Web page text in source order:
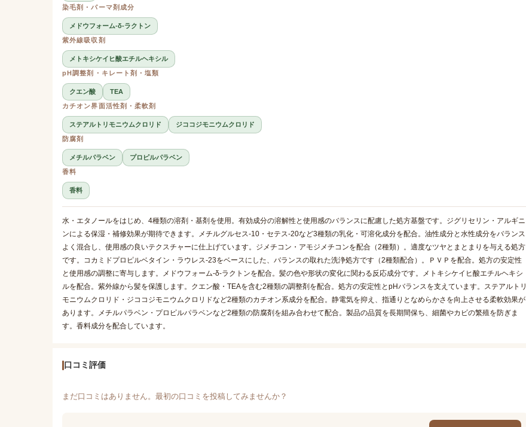
染毛剤・パーマ剤成分
メドウフォーム-δ-ラクトン
紫外線吸収剤
メトキシケイヒ酸エチルヘキシル
pH調整剤・キレート剤・塩類
クエン酸
TEA
カチオン界面活性剤・柔軟剤
ステアルトリモニウムクロリド
ジココジモニウムクロリド
防腐剤
メチルパラベン
プロピルパラベン
香料
香料
水・エタノールをはじめ、4種類の溶剤・基剤を使用。有効成分の溶解性と使用感のバランスに配慮した処方基盤です。ジグリセリン・アルギニ
ンによる保湿・補修効果が期待できます。メチルグルセス-10・セテス-20など3種類の乳化・可溶化成分を配合。油性成分と水性成分をバランス
よく混合し、使用感の良いテクスチャーに仕上げています。ジメチコン・アモジメチコンを配合（2種類）。適度なツヤとまとまりを与える処方
です。コカミドプロピルベタイン・ラウレス-23をベースにした、バランスの取れた洗浄処方です（2種類配合）。ＰＶＰを配合。処方の安定性
と使用感の調整に寄与します。メドウフォーム-δ-ラクトンを配合。髪の色や形状の変化に関わる反応成分です。メトキシケイヒ酸エチルヘキシ
ルを配合。紫外線から髪を保護します。クエン酸・TEAを含む2種類の調整剤を配合。処方の安定性とpHバランスを支えています。ステアルトリ
モニウムクロリド・ジココジモニウムクロリドなど2種類のカチオン系成分を配合。静電気を抑え、指通りとなめらかさを向上させる柔軟効果が
あります。メチルパラベン・プロピルパラベンなど2種類の防腐剤を組み合わせて配合。製品の品質を長期間保ち、細菌やカビの繁殖を防ぎま
す。香料成分を配合しています。
口コミ評価
まだ口コミはありません。最初の口コミを投稿してみませんか？